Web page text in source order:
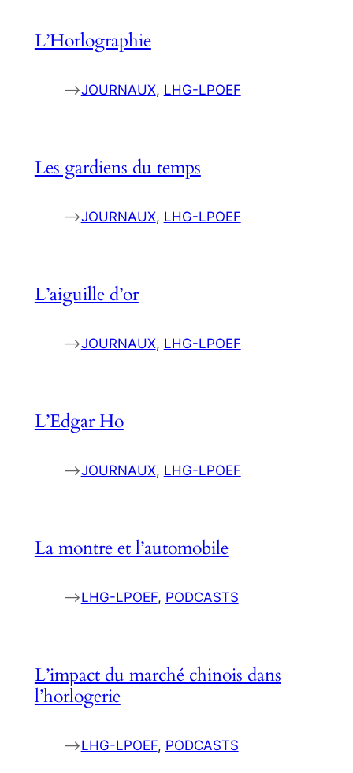
L’Horlographie
–>JOURNAUX, LHG-LPOEF
Les gardiens du temps
–>JOURNAUX, LHG-LPOEF
L’aiguille d’or
–>JOURNAUX, LHG-LPOEF
L’Edgar Ho
–>JOURNAUX, LHG-LPOEF
La montre et l’automobile
–>LHG-LPOEF, PODCASTS
L’impact du marché chinois dans
l’horlogerie
–>LHG-LPOEF, PODCASTS